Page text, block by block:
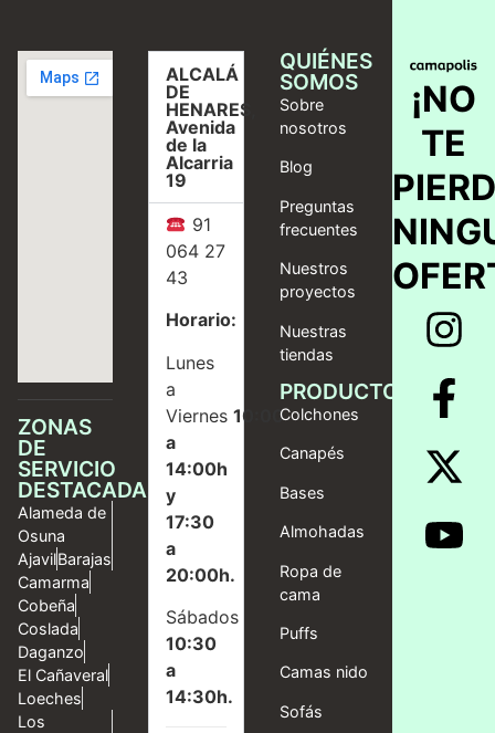
ZONAS
DE
SERVICIO
DESTACADAS
Alameda de
Osuna
AjavilBarajas
Camarma
Cobeña
Coslada
Daganzo
El Cañaveral
Loeches
Los
ALCALÁ
DE
HENARES,
Avenida
de la
Alcarria
19
91
064 27
43
Horario:
Lunes
a
Viernes10:00
a
14:00h
y
17:30
a
20:00h.
Sábados
10:30
a
14:30h.
QUIÉNES
SOMOS
Sobre
nosotros
Blog
Preguntas
frecuentes
Nuestros
proyectos
Nuestras
tiendas
PRODUCTOS
Colchones
Canapés
Bases
Almohadas
Ropa de
cama
Puffs
Camas nido
Sofás
¡NO
TE